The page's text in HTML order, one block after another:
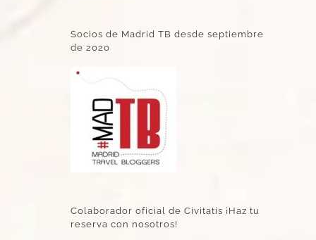
Socios de Madrid TB desde septiembre
de 2020
Colaborador oficial de Civitatis ¡Haz tu
reserva con nosotros!